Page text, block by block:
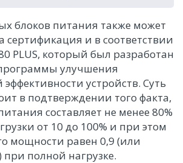
блоков питания также может
сертификация и в соответствии
PLUS, который был разработан
улучшения
эффективности устройств. Суть
в подтверждении того факта,
составляет не менее 80%
от 10 до 100% и при этом
мощности равен 0,9 (или
полной нагрузке.